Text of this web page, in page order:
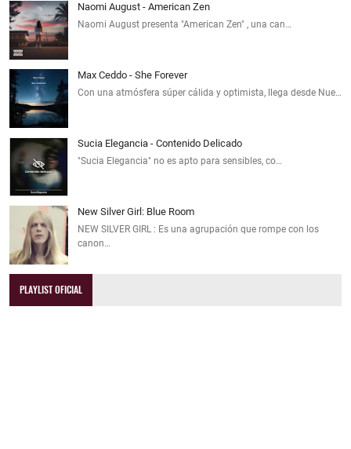
Naomi August - American Zen
Naomi August presenta "American Zen" , una can…
Max Ceddo - She Forever
Con una atmósfera súper cálida y optimista, llega desde Nue…
Sucia Elegancia - Contenido Delicado
"Sucia Elegancia" no es apto para sensibles, co…
New Silver Girl: Blue Room
NEW SILVER GIRL : Es una agrupación que rompe con los
canon…
PLAYLIST OFICIAL